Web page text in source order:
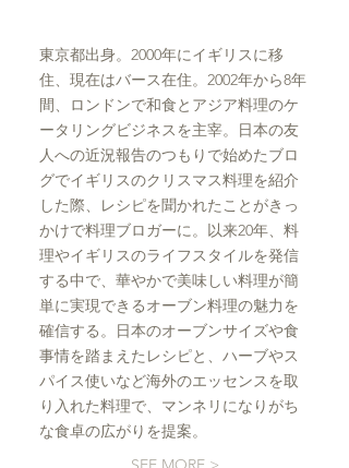
東京都出身。2000年にイギリスに移
住、現在はバース在住。2002年から8年
間、ロンドンで和食とアジア料理のケ
ータリングビジネスを主宰。日本の友
人への近況報告のつもりで始めたブロ
グでイギリスのクリスマス料理を紹介
した際、レシピを聞かれたことがきっ
かけで料理ブロガーに。以来20年、料
理やイギリスのライフスタイルを発信
する中で、華やかで美味しい料理が簡
単に実現できるオーブン料理の魅力を
確信する。日本のオーブンサイズや食
事情を踏まえたレシピと、ハーブやス
パイス使いなど海外のエッセンスを取
り入れた料理で、マンネリになりがち
な食卓の広がりを提案。